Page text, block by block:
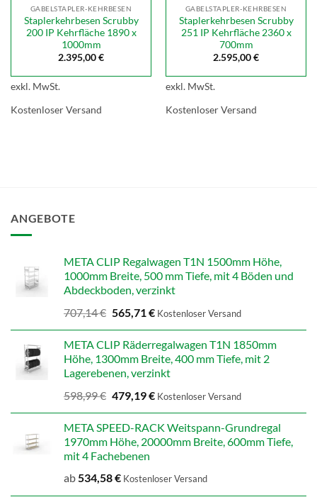
GABELSTAPLER-KEHRBESEN
Staplerkehrbesen Scrubby
200 IP Kehrfläche 1890 x
1000mm
2.395,00€
exkl. MwSt.
Kostenloser Versand
GABELSTAPLER-KEHRBESEN
Staplerkehrbesen Scrubby
251 IP Kehrfläche 2360 x
700mm
2.595,00€
exkl. MwSt.
Kostenloser Versand
ANGEBOTE
META CLIP Regalwagen T1N 1500mm Höhe,
1000mm Breite, 500 mm Tiefe, mit 4 Böden und
Abdeckboden, verzinkt
707,14€ Ursprünglicher
Preis
707,14 €
565,71€Aktueller
565,71 €.
Kostenloser Versand
META CLIP Räderregalwagen T1N 1850mm
Höhe, 1300mm Breite, 400 mm Tiefe, mit 2
Lagerebenen, verzinkt
598,99€ Ursprünglicher
Preis
598,99 €
479,19€Aktueller
479,19 €.
Kostenloser Versand
META SPEED-RACK Weitspann-Grundregal
1970mm Höhe, 20000mm Breite, 600mm Tiefe,
mit 4 Fachebenen
ab534,58€ Kostenloser Versand